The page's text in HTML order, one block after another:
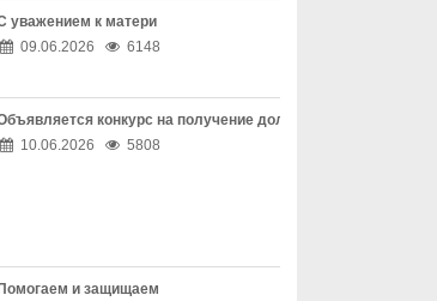
жизнь под защитой
и личное достоинство
должность с ясной ролью
начинается с доверия
правила уже действуют
безопасность начинается в семье
уважением к матери
09.06.2026
6148
конкурс на получение долгосрочного гранта
10.06.2026
5808
и защищаем